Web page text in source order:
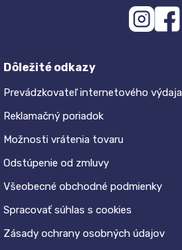
Dôležité odkazy
Prevádzkovateľ internetového výdaja
Reklamačný poriadok
Možnosti vrátenia tovaru
Odstúpenie od zmluvy
Všeobecné obchodné podmienky
Spracovať súhlas s cookies
Zásady ochrany osobných údajov